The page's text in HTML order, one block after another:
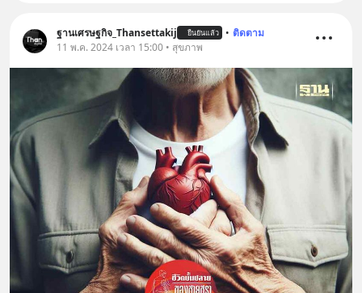
ฐานเศรษฐกิจ_Thansettakij ยืนยันแล้ว • ติดตาม
11 พ.ค. 2024 เวลา 15:00 • สุขภาพ